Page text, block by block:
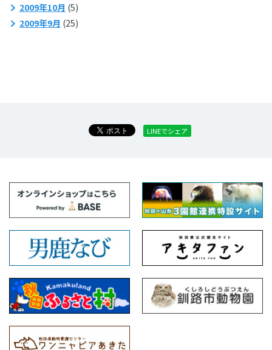
2009年10月 (5)
2009年9月 (25)
LINEでシェア